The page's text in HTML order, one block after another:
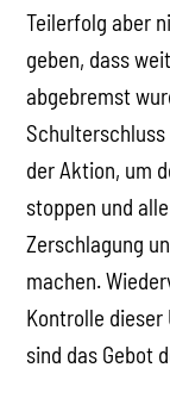
Teilerfolg aber
geben, dass
abgebremst
der Aktion, um
stoppen und
Zerschlagung
machen.
Kontrolle
sind das Gebot